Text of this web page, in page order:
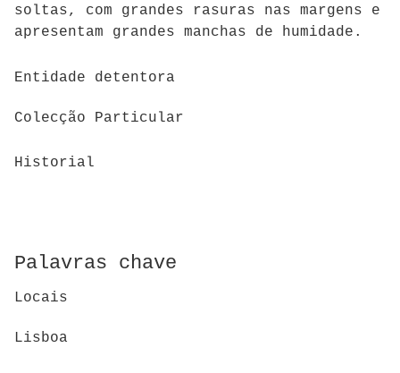
soltas, com grandes rasuras nas margens e
apresentam grandes manchas de humidade.
Entidade detentora
Colecção Particular
Historial
Palavras chave
Locais
Lisboa